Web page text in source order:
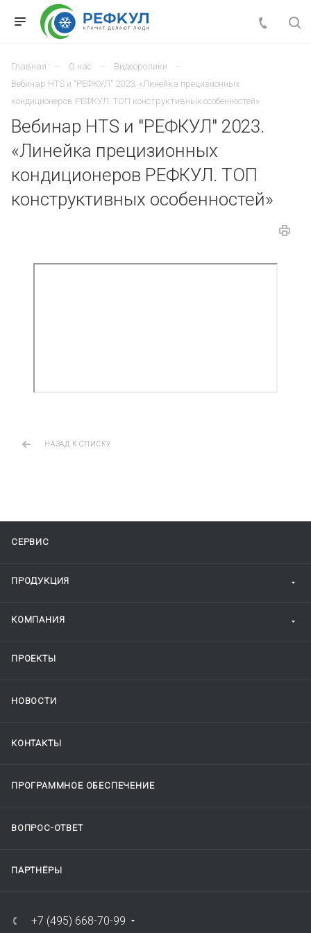
Главная О нас
Видеоролики
Вебинар HTS и "РЕФКУЛ" 2023. «Линейка прецизионных
кондиционеров РЕФКУЛ. ТОП конструктивных особенностей»
Вебинар HTS и "РЕФКУЛ" 2023.
«Линейка прецизионных
кондиционеров РЕФКУЛ. ТОП
конструктивных особенностей»
НАЗАД К СПИСКУ
СЕРВИС
ПРОДУКЦИЯ
КОМПАНИЯ
ПРОЕКТЫ
НОВОСТИ
КОНТАКТЫ
ПРОГРАММНОЕ ОБЕСПЕЧЕНИЕ
ВОПРОС-ОТВЕТ
ПАРТНЁРЫ
+7 (495) 668-70-99